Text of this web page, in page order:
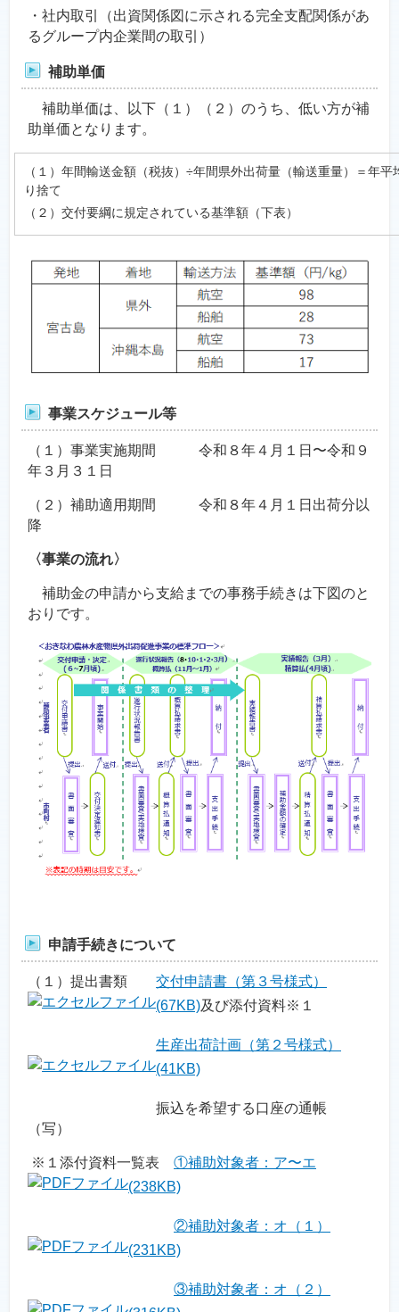
・社内取引（出資関係図に示される完全支配関係があ
るグループ内企業間の取引）
補助単価
補助単価は、以下（１）（２）のうち、低い方が補
助単価となります。
（１）年間輸送金額（税抜）÷年間県外出荷量（輸送重量）＝年
り捨て
（２）交付要綱に規定されている基準額（下表）
事業スケジュール等
（１）事業実施期間 令和８年４月１日〜令和９
年３月３１日
（２）補助適用期間 令和８年４月１日出荷分以
降
〈事業の流れ〉
補助金の申請から支給までの事務手続きは下図のと
おりです。
申請手続きについて
（１）提出書類 交付申請書（第３号様式）
(67KB)及び添付資料※１
生産出荷計画（第２号様式）
(41KB)
振込を希望する口座の通帳
（写）
※１添付資料一覧表 ①補助対象者：ア〜エ
(238KB)
②補助対象者：オ（１）
(231KB)
③補助対象者：オ（２）